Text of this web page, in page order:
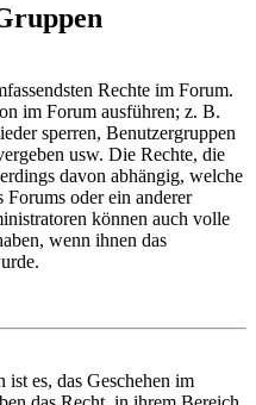
Rechte im Forum.
im Forum ausführen; z. B.
sperren, Benutzergruppen
usw. Die Rechte, die
davon abhängig, welche
Forums oder ein anderer
können auch volle
wenn ihnen das
es, das Geschehen im